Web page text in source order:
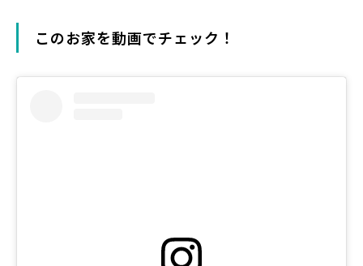
このお家を動画でチェック！